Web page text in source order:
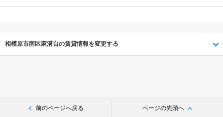
相模原市南区麻溝台の賃貸情報を変更する
前のページへ戻る ページの先頭へ